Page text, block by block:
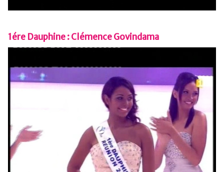
1ére Dauphine : Clémence Govindama